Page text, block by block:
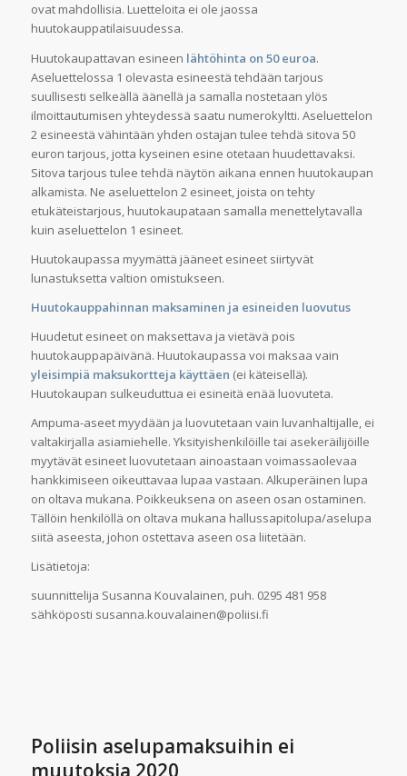
ovat mahdollisia. Luetteloita ei ole jaossa
huutokauppatilaisuudessa.
Huutokaupattavan esineen lähtöhinta on 50 euroa.
Aseluettelossa 1 olevasta esineestä tehdään tarjous
suullisesti selkeällä äänellä ja samalla nostetaan ylös
ilmoittautumisen yhteydessä saatu numerokyltti. Aseluettelon
2 esineestä vähintään yhden ostajan tulee tehdä sitova 50
euron tarjous, jotta kyseinen esine otetaan huudettavaksi.
Sitova tarjous tulee tehdä näytön aikana ennen huutokaupan
alkamista. Ne aseluettelon 2 esineet, joista on tehty
etukäteistarjous, huutokaupataan samalla menettelytavalla
kuin aseluettelon 1 esineet.
Huutokaupassa myymättä jääneet esineet siirtyvät
lunastuksetta valtion omistukseen.
Huutokauppahinnan maksaminen ja esineiden luovutus
Huudetut esineet on maksettava ja vietävä pois
huutokauppapäivänä. Huutokaupassa voi maksaa vain
yleisimpiä maksukortteja käyttäen (ei käteisellä).
Huutokaupan sulkeuduttua ei esineitä enää luovuteta.
Ampuma-aseet myydään ja luovutetaan vain luvanhaltijalle, ei
valtakirjalla asiamiehelle. Yksityishenkilöille tai asekeräilijöille
myytävät esineet luovutetaan ainoastaan voimassaolevaa
hankkimiseen oikeuttavaa lupaa vastaan. Alkuperäinen lupa
on oltava mukana. Poikkeuksena on aseen osan ostaminen.
Tällöin henkilöllä on oltava mukana hallussapitolupa/aselupa
siitä aseesta, johon ostettava aseen osa liitetään.
Lisätietoja:
suunnittelija Susanna Kouvalainen, puh. 0295 481 958
sähköposti susanna.kouvalainen@poliisi.fi
Poliisin aselupamaksuihin ei
muutoksia 2020